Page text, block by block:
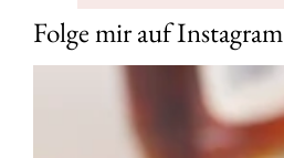
Folge mir auf Instagram